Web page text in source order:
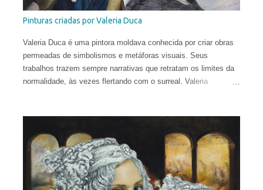
Pinturas criadas por Valeria Duca
Valeria Duca é uma pintora moldava conhecida por criar obras
permeadas de simbolismos e metáforas visuais. Seus
trabalhos trazem sempre narrativas que retratam os limites da
normalidade, às vezes flertando com o surreal. Valeria
estudou História da Arte na Universidade de St Andrews.
Depois de viver e pintar profissionalmente por alguns anos em
Oslo, Noruega, recentemente ela mudou-se para Washington
DC. Suas obras circulam o planeta e integram as coleções
permanentes de vários museus do Leste Europeu.